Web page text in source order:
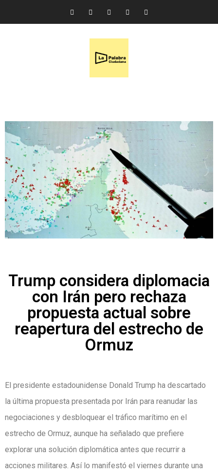
Trump considera diplomacia
con Irán pero rechaza
propuesta actual sobre
reapertura del estrecho de
Ormuz
El presidente estadounidense Donald Trump ha descartado
la última propuesta presentada por Irán para reanudar las
negociaciones y desbloquear el tráfico marítimo en el
estrecho de Ormuz, aunque ha señalado que prefiere
explorar una solución diplomática antes que recurrir a
acciones militares. Así lo manifestó el viernes durante una